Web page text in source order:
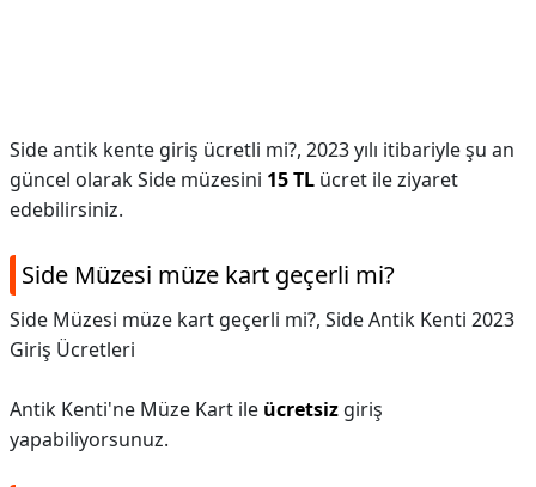
Side antik kente giriş ücretli mi?, 2023 yılı itibariyle şu an
güncel olarak Side müzesini 15 TL ücret ile ziyaret
edebilirsiniz.
Side Müzesi müze kart geçerli mi?
Side Müzesi müze kart geçerli mi?, Side Antik Kenti 2023
Giriş Ücretleri
Antik Kenti'ne Müze Kart ile ücretsiz giriş
yapabiliyorsunuz.